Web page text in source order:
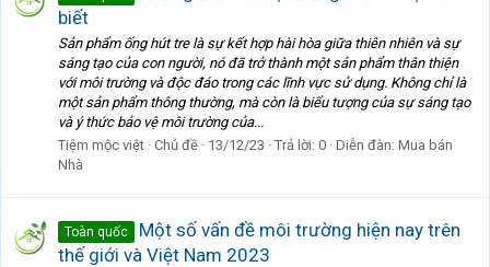
biết
Sản phẩm ống hút tre là sự kết hợp hài hòa giữa thiên nhiên và sự
sáng tạo của con người, nó đã trở thành một sản phẩm thân thiện
với môi trường và độc đáo trong các lĩnh vực sử dụng. Không chỉ là
một sản phẩm thông thường, mà còn là biểu tượng của sự sáng tạo
và ý thức bảo vệ môi trường của...
Tiệm mộc việt Chủ đề 13/12/23 Trả lời: 0 Diễn đàn: Mua bán
Nhà
Toàn quốc
Một số vấn đề môi trường hiện nay trên
thế giới và Việt Nam 2023